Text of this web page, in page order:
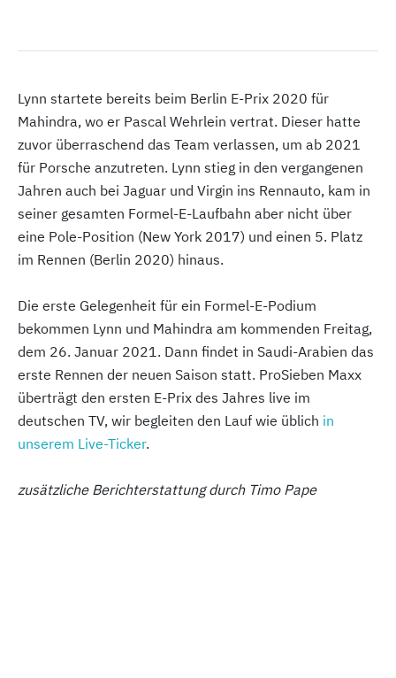
Lynn startete bereits beim Berlin E-Prix 2020 für
Mahindra, wo er Pascal Wehrlein vertrat. Dieser hatte
zuvor überraschend das Team verlassen, um ab 2021
für Porsche anzutreten. Lynn stieg in den vergangenen
Jahren auch bei Jaguar und Virgin ins Rennauto, kam in
seiner gesamten Formel-E-Laufbahn aber nicht über
eine Pole-Position (New York 2017) und einen 5. Platz
im Rennen (Berlin 2020) hinaus.
Die erste Gelegenheit für ein Formel-E-Podium
bekommen Lynn und Mahindra am kommenden Freitag,
dem 26. Januar 2021. Dann findet in Saudi-Arabien das
erste Rennen der neuen Saison statt. ProSieben Maxx
überträgt den ersten E-Prix des Jahres live im
deutschen TV, wir begleiten den Lauf wie üblich in
unserem Live-Ticker.
zusätzliche Berichterstattung durch Timo Pape